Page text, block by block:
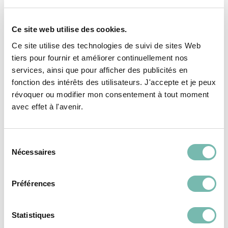
Ce site web utilise des cookies.
Ce site utilise des technologies de suivi de sites Web
tiers pour fournir et améliorer continuellement nos
services, ainsi que pour afficher des publicités en
fonction des intérêts des utilisateurs. J'accepte et je peux
révoquer ou modifier mon consentement à tout moment
avec effet à l'avenir.
Nécessaires
Préférences
Statistiques
Iphone 14
350,00 €
ASBL DROIT ET DEVOIR
MONS
Iphone 15
450,00 €
ASBL DROIT ET DEVOIR